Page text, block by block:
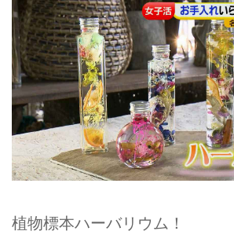
植物標本ハーバリウム！